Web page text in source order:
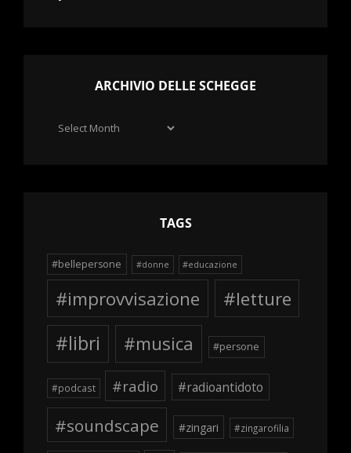
ARCHIVIO DELLE SCHEGGE
Archivio
TAGS
#bellepersone #donne #educazione
#improvvisazione
#letture
#libri
#musica #persone
#podcast #radio #radioantidoto
#soundscape #zingari #zingarofilia